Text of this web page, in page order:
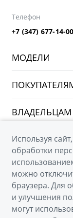
Телефон
+7 (347) 677-14-00
МОДЕЛИ
CITYRAY
OKAVANGO
MONJARO
Архивные модели
Финансы и услуги
ВЛАДЕЛЬЦАМ
Поддержка
О КОМПАНИИ
О бренде GEELY
О дилерском
Новости
Наша команда
© 2026
Используя
обработки
можно
браузера. Для
и улучшения
могут